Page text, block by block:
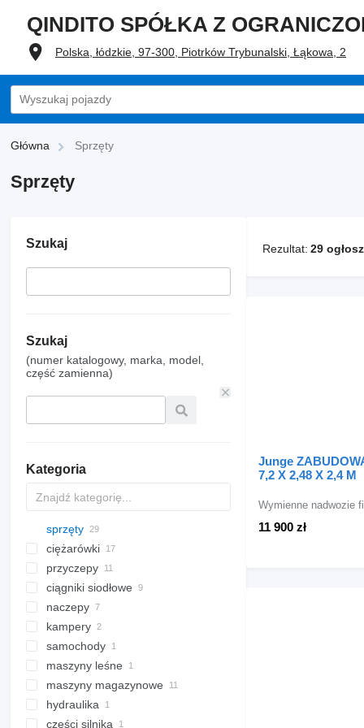
QINDITO SPÓŁKA Z
Polska, łódzkie, 97-300, Piotrków Trybunalski, Łąkowa, 2
Główna Sprzęty
Sprzęty
Szukaj
Szukaj
(numer katalogowy, marka, model,
część zamienna)
Kategoria
sprzęty
sprzęt do ciężarówek i naczep
drewna
zabudowy burtowe
zabudowy furgony
firanki
ciężarówki
ciężarówki firanki
ciężarówki podwozie
ciężarówki chłodnie
ciężarówki burtowe
wywrotki
ciężarówki hakowce
przyczepy
przyczepy firanki
przyczepy chłodnie
ciągniki siodłowe
naczepy
naczepy firanki
naczepy niskopodwoziowe
kampery
samochody kempingowe
zintegrowane kampery
półzintegrowane kampery
samochody
maszyny leśne
rozdrabniarki do gałęzi
maszyny magazynowe
wózki widłowe
wózki widłowe diesel
hydraulika
pompy hydrauliczne
części silnika
Rezultat: 29
Junge
7,2 X 2,48 X 2,4 M
11 900 zł
Wymienne nadwozie